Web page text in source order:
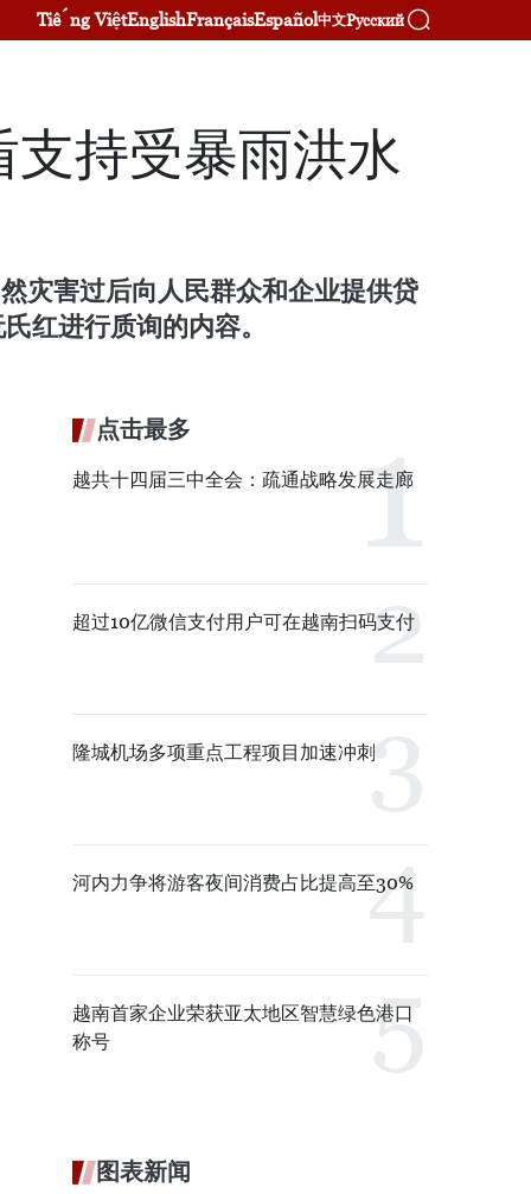
Tiếng ViệtEnglishFrançaisEspañol中文Русский
持受暴雨洪水
灾害过后向人民群众和企业提供贷
红进行质询的内容。
点击最多
越共十四届三中全会：疏通战略发展走廊
超过10亿微信支付用户可在越南扫码支付
隆城机场多项重点工程项目加速冲刺
河内力争将游客夜间消费占比提高至30%
越南首家企业荣获亚太地区智慧绿色港口
称号
图表新闻